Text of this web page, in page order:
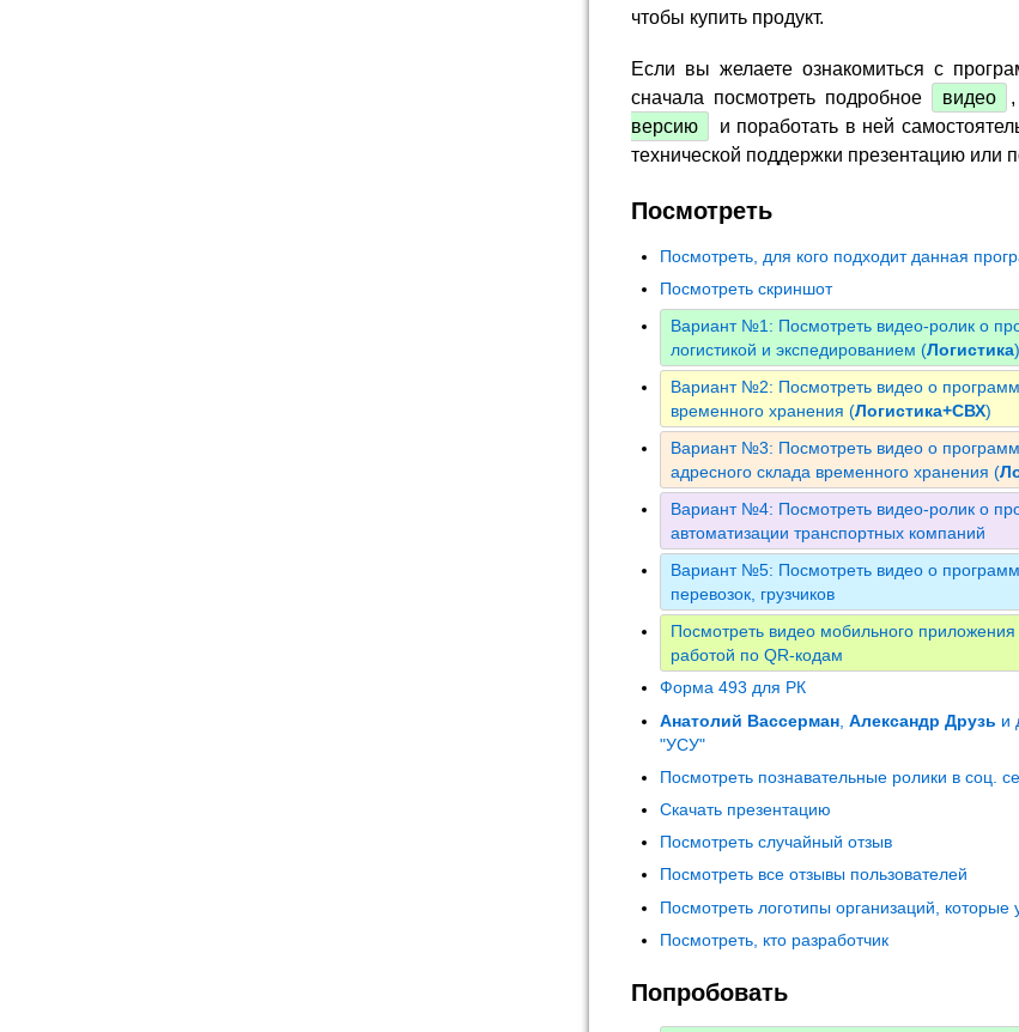
чтобы купить продукт.
Если вы желаете ознакомиться с
сначала посмотреть подробное
видео
версию
и поработать в ней
технической поддержки презентацию или
Посмотреть
Посмотреть, для кого подходит данная
Посмотреть скриншот
Вариант №1: Посмотреть видео-ролик о
логистикой и экспедированием (Логистика)
Вариант №2: Посмотреть видео о
временного хранения (Логистика+СВХ)
Вариант №3: Посмотреть видео о
адресного склада временного хранения (
Вариант №4: Посмотреть видео-ролик о
автоматизации транспортных компаний
Вариант №5: Посмотреть видео о
перевозок, грузчиков
Посмотреть видео мобильного приложения
работой по QR-кодам
Форма 493 для РК
Анатолий Вассерман Александр Друзь и
"УСУ"
Посмотреть познавательные ролики в соц.
Скачать презентацию
Посмотреть случайный отзыв
Посмотреть все отзывы пользователей
Посмотреть логотипы организаций, которые
Посмотреть, кто разработчик
Попробовать